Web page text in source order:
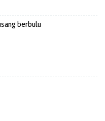
berbulu